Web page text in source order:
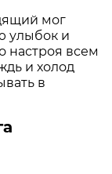
мог
улыбок и
настроя всем
и холод
в